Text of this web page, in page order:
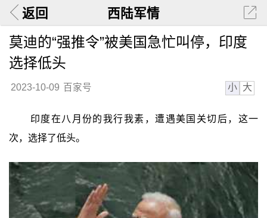
返回 西陆军情
莫迪的“强推令”被美国急忙叫停，印度
选择低头
2023-10-09 百家号 小 大
印度在八月份的我行我素，遭遇美国关切后，这一
次，选择了低头。